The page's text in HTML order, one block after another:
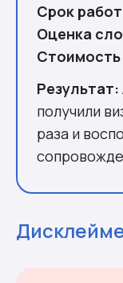
Срок
Оценка
Стоимость
Результат:
получили
раза и